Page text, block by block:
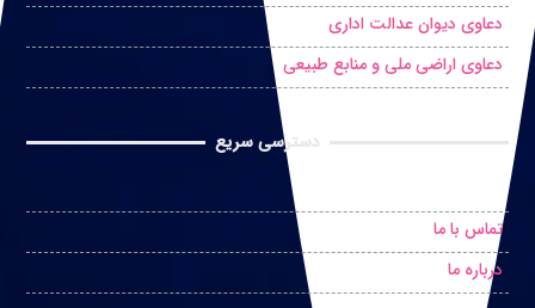
دعاوی دیوان عدالت اداری
دعاوی اراضی ملی و منابع طبیعی
دسترسی سریع
تماس با ما
درباره ما